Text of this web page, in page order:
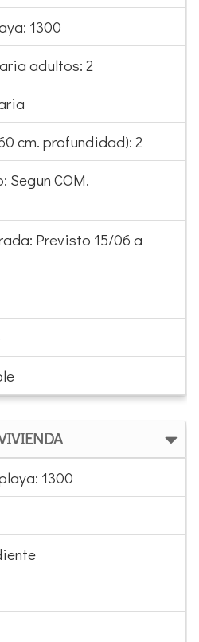
1300
adultos: 2
cm. profundidad): 2
COM.
Previsto 15/06 a
1300